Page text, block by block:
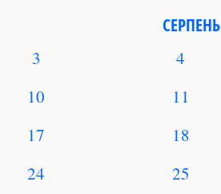
СЕРПЕНЬ
3 4
10 11
17 18
24 25